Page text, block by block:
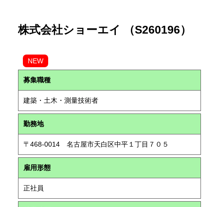
株式会社ショーエイ （S260196）
NEW
募集職種
建築・土木・測量技術者
勤務地
〒468-0014 名古屋市天白区中平１丁目７０５
雇用形態
正社員